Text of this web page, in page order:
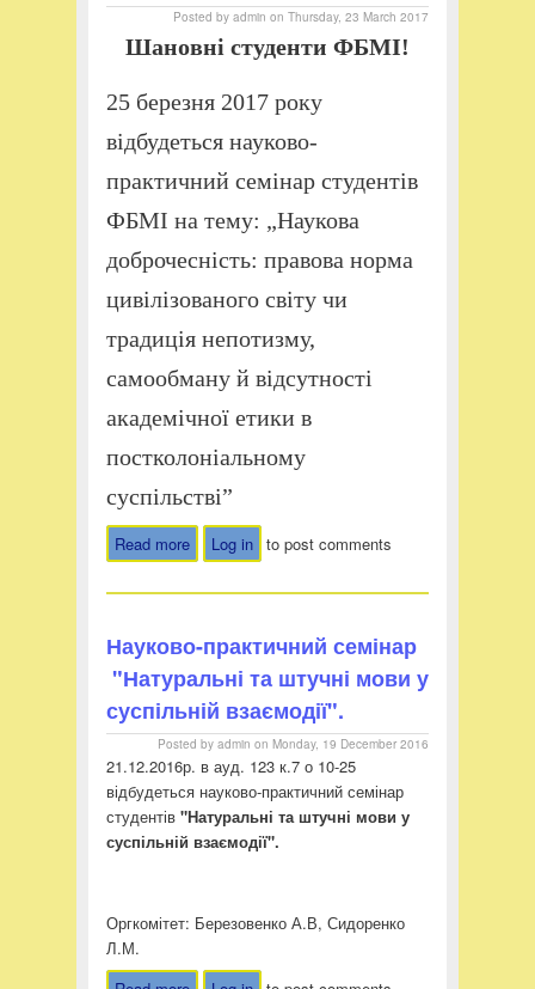
Posted byadmin onThursday, 23 March 2017
Шановні студенти ФБМІ!
25 березня 2017 року
відбудеться науково-
практичний семінар студентів
ФБМІ на тему: „Наукова
доброчесність: правова норма
цивілізованого світу чи
традиція непотизму,
самообману й відсутності
академічної етики в
постколоніальному
суспільстві”
Read moreabout Студентський науково-
практичний семінар на тему:
„Наукова доброчесність: правова
традиція непотизму, самообману й
відсутності академічної етики в
постколоніальному суспільстві”
Log in to post comments
Науково-практичний семінар
"Натуральні та штучні мови у
суспільній взаємодії".
Posted byadmin onMonday, 19 December 2016
21.12.2016р. в ауд. 123 к.7 о 10-25
відбудеться науково-практичний семінар
студентів "Натуральні та штучні мови у
суспільній взаємодії".
Оргкомітет: Березовенко А.В, Сидоренко
Л.М.